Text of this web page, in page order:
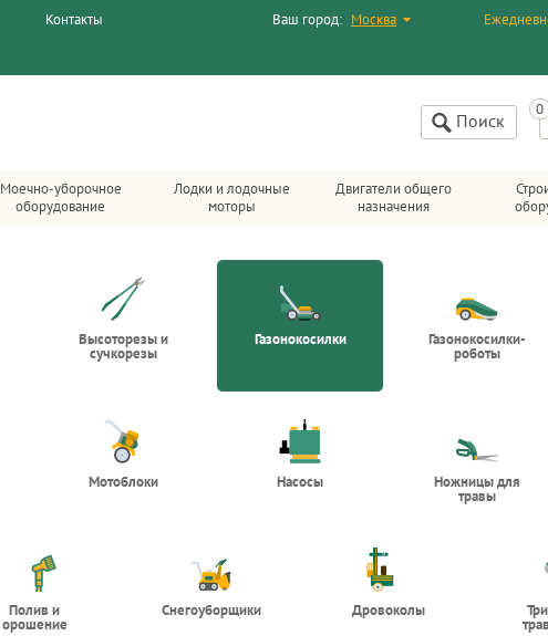
Контакты Ваш город: Москва
Поиск
Моечно-уборочное
оборудование
Лодки и лодочные
моторы
Двигатели общего
назначения
Высоторезы и
сучкорезы
Газонокосилки Газонокосилки-
роботы
Мотоблоки Насосы Ножницы для
травы
Полив и
орошение
Снегоуборщики Дровоколы